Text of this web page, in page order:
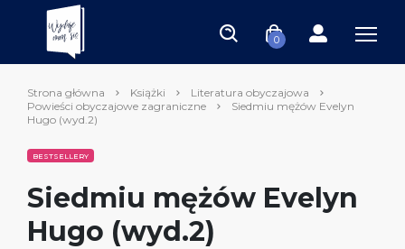
0
Strona główna Książki
Literatura obyczajowa
Powieści obyczajowe zagraniczne
Siedmiu mężów Evelyn
Hugo (wyd.2)
BESTSELLERY
Siedmiu mężów Evelyn
Hugo (wyd.2)